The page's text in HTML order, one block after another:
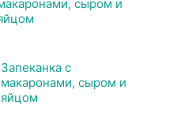
Запеканка с
макаронами, сыром и
яйцом